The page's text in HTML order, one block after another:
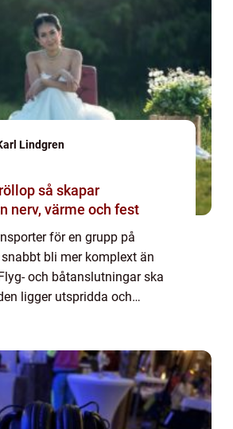
Lindgren
skapar
nerv, värme och fest
för en grupp på
bli mer komplext än
och båtanslutningar ska
ligger utspridda och